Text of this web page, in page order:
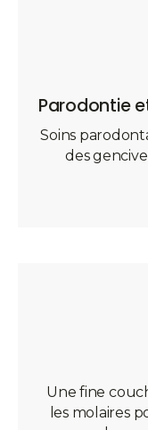
Parodontie
Soins
des
Une fine
les molaires